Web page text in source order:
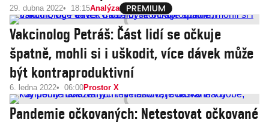
29. dubna 2022 18:15Analýza
Vakcinolog Petráš: Část lidí se očkuje
špatně, mohli si i uškodit, více dávek může
být kontraproduktivní
6. ledna 2022 06:00Prostor X
Pandemie očkovaných: Netestovat očkované